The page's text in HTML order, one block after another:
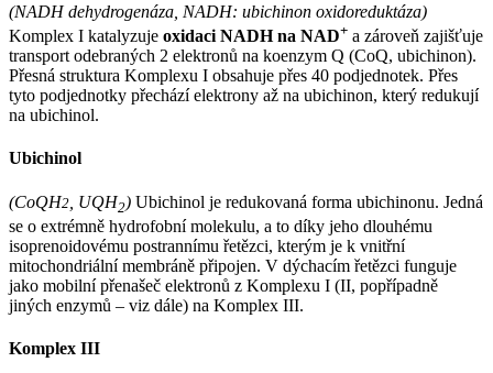
(NADH dehydrogenáza, NADH: ubichinon oxidoreduktáza)
Komplex I katalyzuje oxidaci NADH na NAD+ a zároveň zajišťuje
transport odebraných 2 elektronů na koenzym Q (CoQ, ubichinon).
Přesná struktura Komplexu I obsahuje přes 40 podjednotek. Přes
tyto podjednotky přechází elektrony až na ubichinon, který redukují
na ubichinol.
Ubichinol
(CoQH2 , UQH2) Ubichinol je redukovaná forma ubichinonu. Jedná
se o extrémně hydrofobní molekulu, a to díky jeho dlouhému
isoprenoidovému postrannímu řetězci, kterým je k vnitřní
mitochondriální membráně připojen. V dýchacím řetězci funguje
jako mobilní přenašeč elektronů z Komplexu I (II, popřípadně
jiných enzymů – viz dále) na Komplex III.
Komplex III